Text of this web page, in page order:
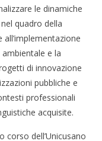
le dinamiche
quadro della
e la
di innovazione
pubbliche e
professionali
acquisite.
dell’Unicusano